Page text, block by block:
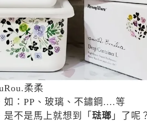
柔柔
：PP、玻璃、不鏽鋼....等
不是馬上就想到「 琺瑯 」了呢